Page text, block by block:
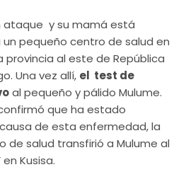
ataque y su mamá está
pequeño centro de salud en
provincia al este de República
Una vez allí, el test de
al pequeño y pálido Mulume.
que ha estado
de esta enfermedad, la
de salud transfirió a Mulume al
Kusisa.